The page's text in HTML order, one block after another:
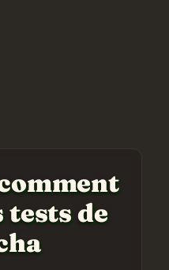
tests de